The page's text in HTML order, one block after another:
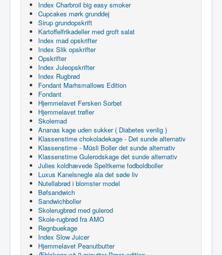
Index Charbroil big easy smoker
Cupcakes mørk grunddej
Sirup grundopskrift
Kartoffelfrikadeller med groft salat
Index mad opskrifter
Index Slik opskrifter
Opskrifter
Index Juleopskrifter
Index Rugbrød
Fondant Marhsmallows Edition
Fondant
Hjemmelavet Fersken Sorbet
Hjemmelavet trøfler
Skolemad
Ananas kage uden sukker ( Diabetes venlig )
Klassenstime chokoladekage - Det sunde alternativ
Klassenstime - Müsli Boller det sunde alternativ
Klassenstime Gulerodskage det sunde alternativ
Julies koldhævede Speltkerne fodboldboller
Luxus Kanelsnegle ala det søde liv
Nutellabrød i blomster model
Bøfsandwich
Sandwichboller
Skolerugbrød med gulerod
Skole-rugbrød fra AMO
Regnbuekage
Index Slow Juicer
Hjemmelavet Peanutbutter